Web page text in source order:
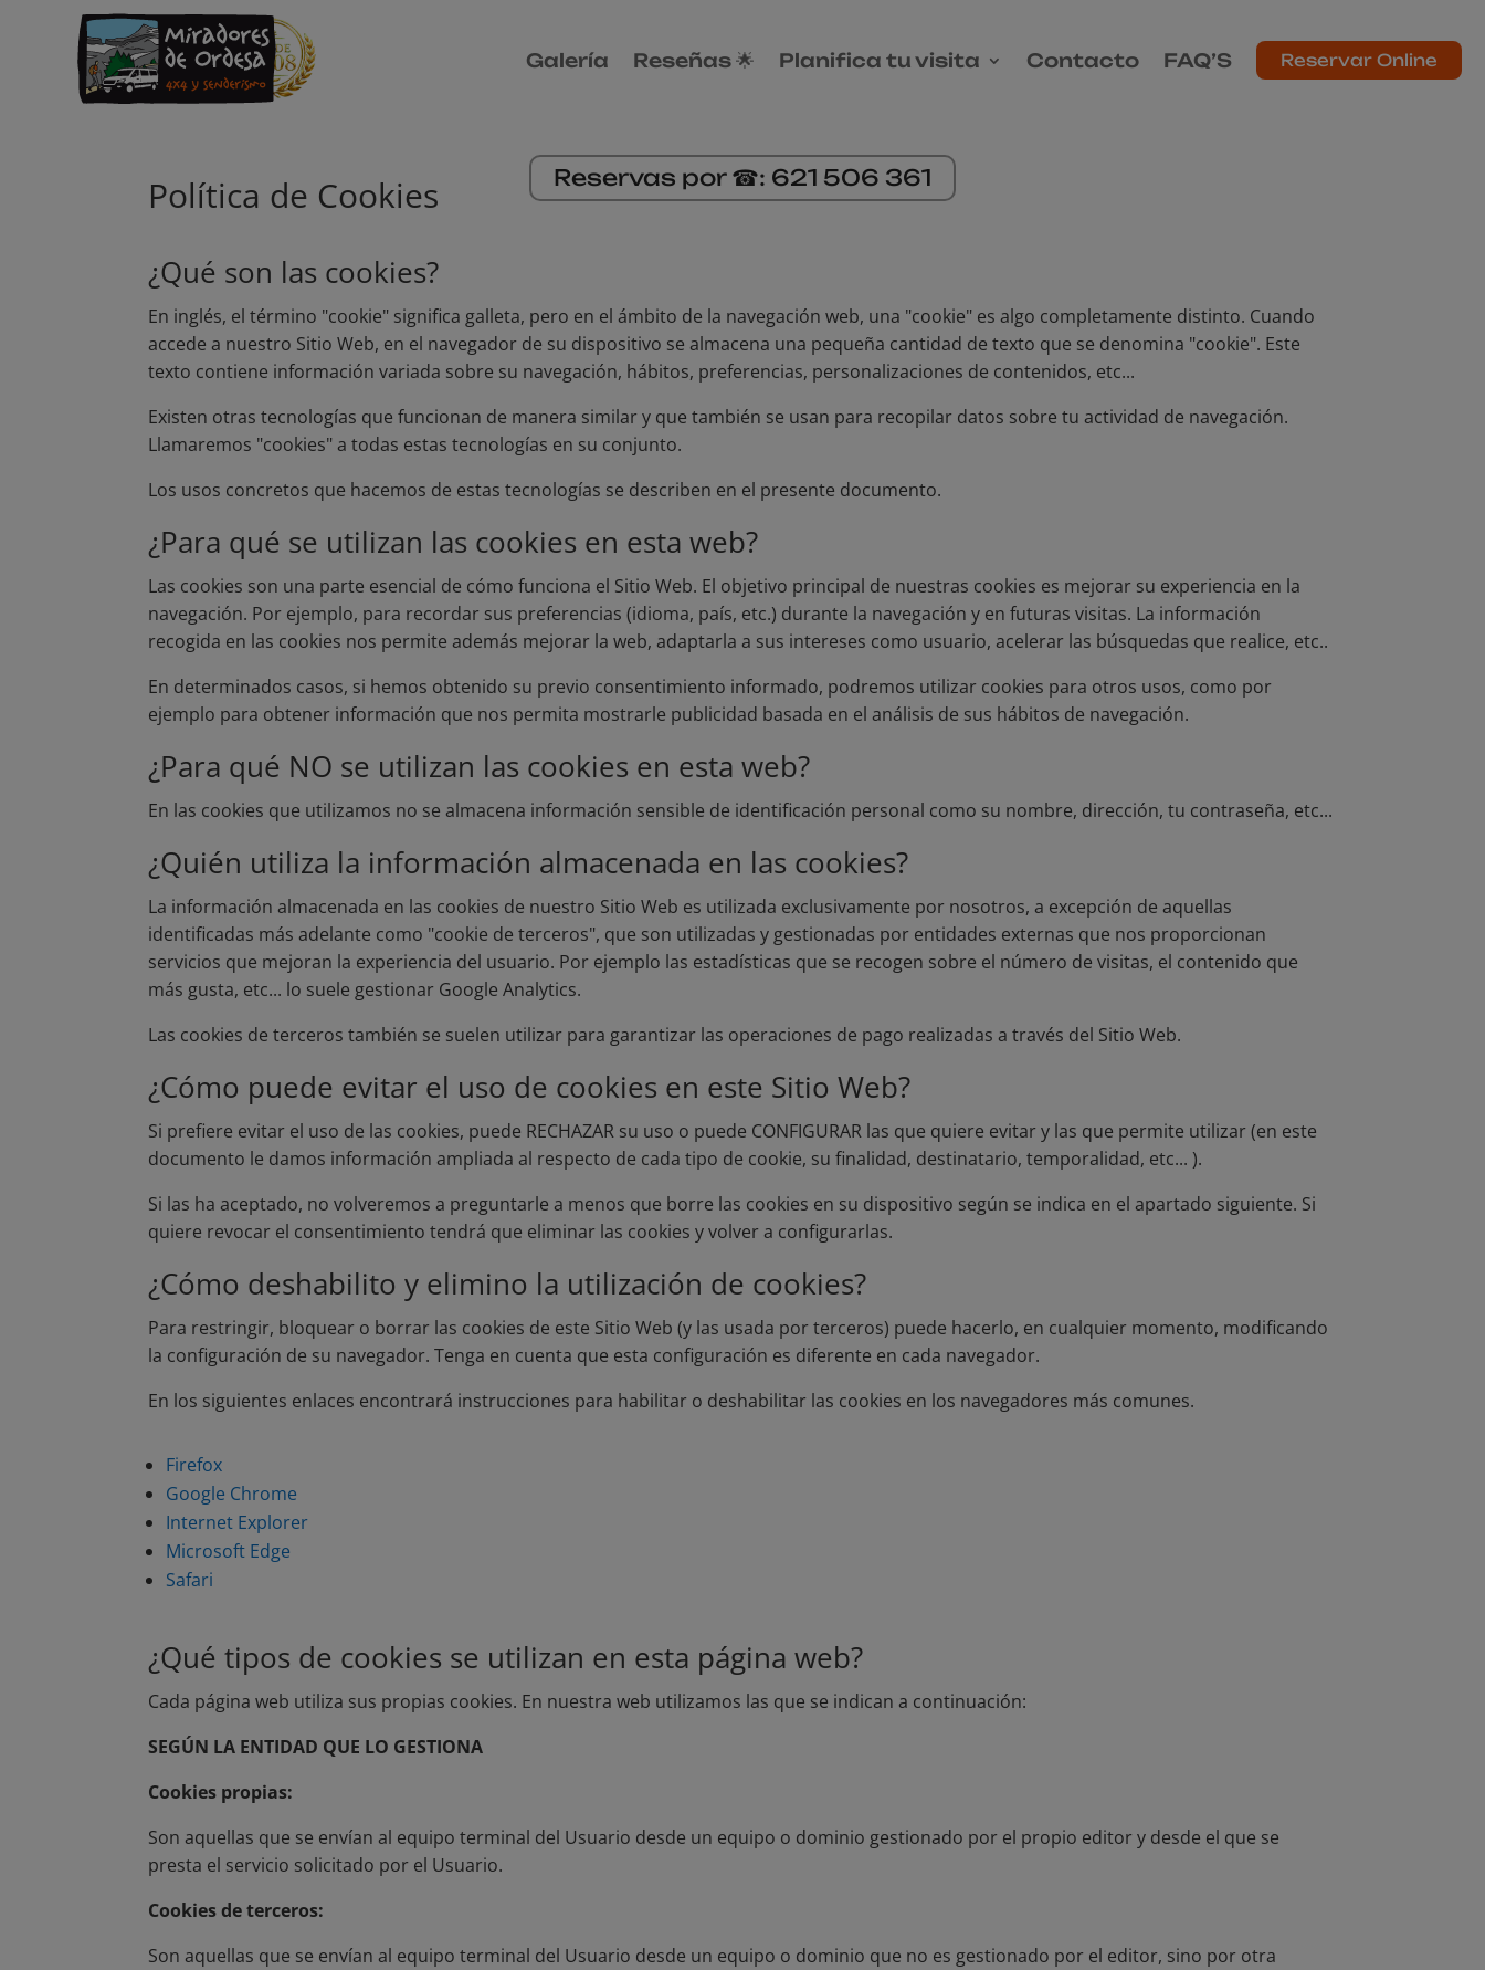
Galería Reseñas 🌟 Planifica tu visita Contacto FAQ’S Reservar Online
Política de Cookies
¿Qué son las cookies?
En inglés, el término "cookie" significa galleta, pero en el ámbito de la navegación web, una "cookie" es algo completamente distinto. Cuando
accede a nuestro Sitio Web, en el navegador de su dispositivo se almacena una pequeña cantidad de texto que se denomina "cookie". Este
texto contiene información variada sobre su navegación, hábitos, preferencias, personalizaciones de contenidos, etc...
Existen otras tecnologías que funcionan de manera similar y que también se usan para recopilar datos sobre tu actividad de navegación.
Llamaremos "cookies" a todas estas tecnologías en su conjunto.
Los usos concretos que hacemos de estas tecnologías se describen en el presente documento.
¿Para qué se utilizan las cookies en esta web?
Las cookies son una parte esencial de cómo funciona el Sitio Web. El objetivo principal de nuestras cookies es mejorar su experiencia en la
navegación. Por ejemplo, para recordar sus preferencias (idioma, país, etc.) durante la navegación y en futuras visitas. La información
recogida en las cookies nos permite además mejorar la web, adaptarla a sus intereses como usuario, acelerar las búsquedas que realice, etc..
En determinados casos, si hemos obtenido su previo consentimiento informado, podremos utilizar cookies para otros usos, como por
ejemplo para obtener información que nos permita mostrarle publicidad basada en el análisis de sus hábitos de navegación.
¿Para qué NO se utilizan las cookies en esta web?
En las cookies que utilizamos no se almacena información sensible de identificación personal como su nombre, dirección, tu contraseña, etc...
¿Quién utiliza la información almacenada en las cookies?
La información almacenada en las cookies de nuestro Sitio Web es utilizada exclusivamente por nosotros, a excepción de aquellas
identificadas más adelante como "cookie de terceros", que son utilizadas y gestionadas por entidades externas que nos proporcionan
servicios que mejoran la experiencia del usuario. Por ejemplo las estadísticas que se recogen sobre el número de visitas, el contenido que
más gusta, etc... lo suele gestionar Google Analytics.
Las cookies de terceros también se suelen utilizar para garantizar las operaciones de pago realizadas a través del Sitio Web.
¿Cómo puede evitar el uso de cookies en este Sitio Web?
Si prefiere evitar el uso de las cookies, puede RECHAZAR su uso o puede CONFIGURAR las que quiere evitar y las que permite utilizar (en este
documento le damos información ampliada al respecto de cada tipo de cookie, su finalidad, destinatario, temporalidad, etc... ).
Si las ha aceptado, no volveremos a preguntarle a menos que borre las cookies en su dispositivo según se indica en el apartado siguiente. Si
quiere revocar el consentimiento tendrá que eliminar las cookies y volver a configurarlas.
¿Cómo deshabilito y elimino la utilización de cookies?
Para restringir, bloquear o borrar las cookies de este Sitio Web (y las usada por terceros) puede hacerlo, en cualquier momento, modificando
la configuración de su navegador. Tenga en cuenta que esta configuración es diferente en cada navegador.
En los siguientes enlaces encontrará instrucciones para habilitar o deshabilitar las cookies en los navegadores más comunes.
Firefox
Google Chrome
Internet Explorer
Microsoft Edge
Safari
¿Qué tipos de cookies se utilizan en esta página web?
Cada página web utiliza sus propias cookies. En nuestra web utilizamos las que se indican a continuación:
SEGÚN LA ENTIDAD QUE LO GESTIONA
Cookies propias:
Son aquellas que se envían al equipo terminal del Usuario desde un equipo o dominio gestionado por el propio editor y desde el que se
presta el servicio solicitado por el Usuario.
Cookies de terceros:
Son aquellas que se envían al equipo terminal del Usuario desde un equipo o dominio que no es gestionado por el editor, sino por otra
Reservas por ☎︎: 621 506 361